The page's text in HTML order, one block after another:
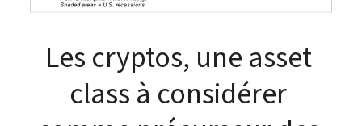
Les cryptos, une asset
class à considérer